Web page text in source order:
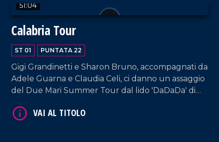
51:04
Calabria Tour
ST 01 PUNTATA 22
Gigi Grandinetti e Sharon Bruno, accompagnati da
Adele Guarna e Claudia Celi, ci danno un assaggio
del Due Mari Summer Tour dal lido 'DaDaDa' di
Giura tra le scalinate e gli scorci di Paola, per poi